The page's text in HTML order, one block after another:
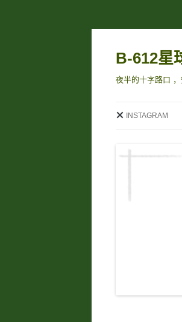
B-612星
夜半的十字路口 ，
INSTAGRAM